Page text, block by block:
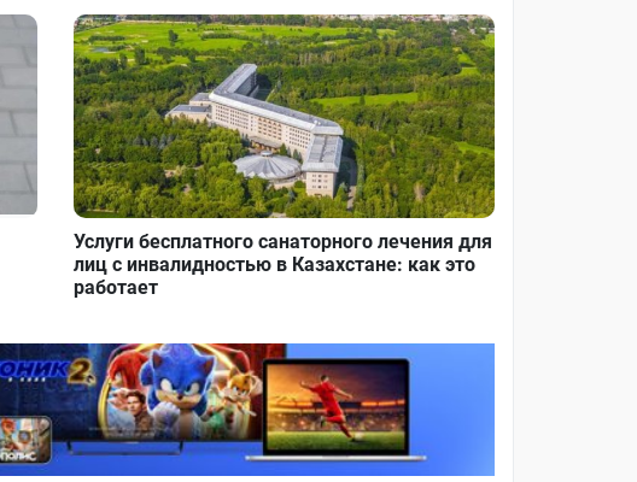
Услуги бесплатного санаторного лечения для
лиц с инвалидностью в Казахстане: как это
работает